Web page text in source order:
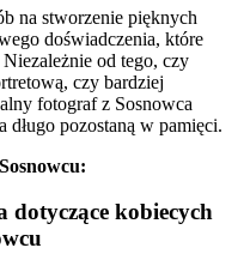
na stworzenie pięknych
doświadczenia, które
od tego, czy
czy bardziej
fotograf z Sosnowca
pozostaną w pamięci.
dotyczące kobiecych